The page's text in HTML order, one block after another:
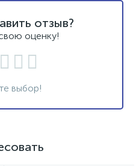
отзыв?
оценку!
выбор!